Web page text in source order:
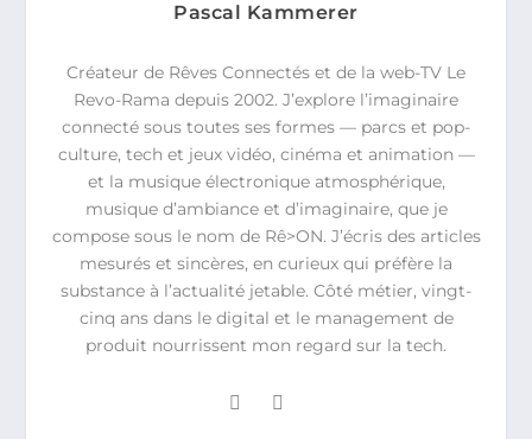
Pascal Kammerer
Créateur de Rêves Connectés et de la web-TV Le
Revo-Rama depuis 2002. J’explore l’imaginaire
connecté sous toutes ses formes — parcs et pop-
culture, tech et jeux vidéo, cinéma et animation —
et la musique électronique atmosphérique,
musique d’ambiance et d’imaginaire, que je
compose sous le nom de Rê>ON. J’écris des articles
mesurés et sincères, en curieux qui préfère la
substance à l’actualité jetable. Côté métier, vingt-
cinq ans dans le digital et le management de
produit nourrissent mon regard sur la tech.